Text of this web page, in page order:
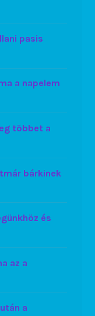
pasis
a napelem
többet a
bárkinek
és
az a
a